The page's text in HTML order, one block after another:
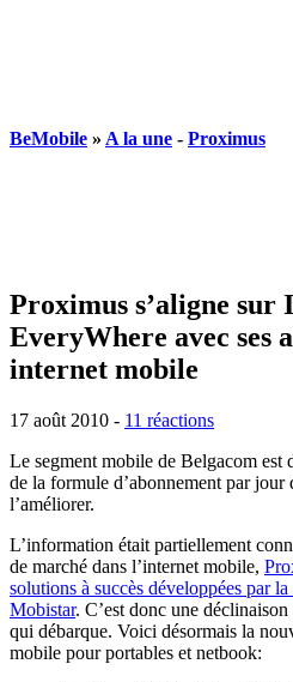
BeMobile » A la une - Proximus
Proximus s’aligne sur
EveryWhere avec ses
internet mobile
17 août 2010 - 11 réactions
Le segment mobile de Belgacom est
de la formule d’abonnement par jour
l’améliorer.
L’information était partiellement
de marché dans l’internet mobile,
solutions à succès développées par
Mobistar. C’est donc une
qui débarque. Voici désormais la
mobile pour portables et netbook: